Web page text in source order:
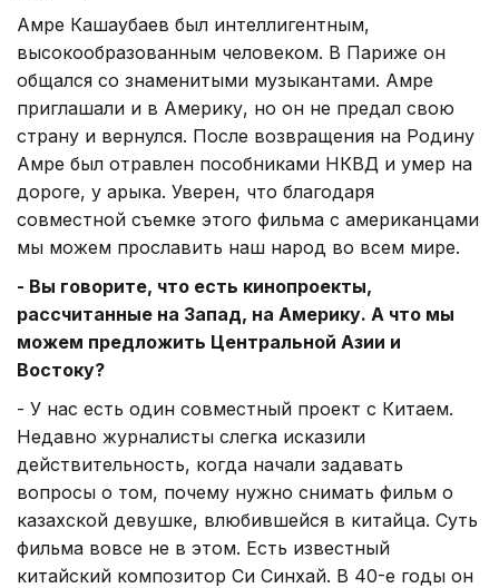
Амре Кашаубаев был интеллигентным,
высокообразованным человеком. В Париже он
общался со знаменитыми музыкантами. Амре
приглашали и в Америку, но он не предал свою
страну и вернулся. После возвращения на Родину
Амре был отравлен пособниками НКВД и умер на
дороге, у арыка. Уверен, что благодаря
совместной съемке этого фильма с американцами
мы можем прославить наш народ во всем мире.
- Вы говорите, что есть кинопроекты,
рассчитанные на Запад, на Америку. А что мы
можем предложить Центральной Азии и
Востоку?
- У нас есть один совместный проект с Китаем.
Недавно журналисты слегка исказили
действительность, когда начали задавать
вопросы о том, почему нужно снимать фильм о
казахской девушке, влюбившейся в китайца. Суть
фильма вовсе не в этом. Есть известный
китайский композитор Си Синхай. В 40-е годы он